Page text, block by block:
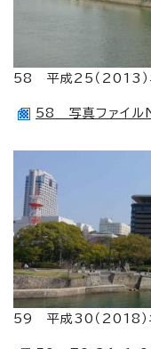
58 平成25（2013）
58 写真ファイル
59 平成30（2018